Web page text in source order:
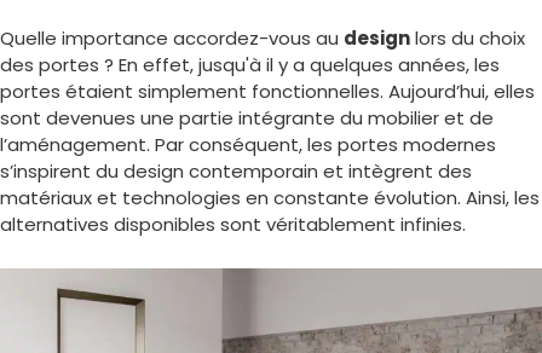
Quelle importance accordez-vous au designlors du choix
des portes ? En effet, jusqu'à il y a quelques années, les
portes étaient simplement fonctionnelles. Aujourd’hui, elles
sont devenues une partie intégrante du mobilier et de
l’aménagement. Par conséquent, les portes modernes
s’inspirent du design contemporain et intègrent des
matériaux et technologies en constante évolution. Ainsi, les
alternatives disponibles sont véritablement infinies.